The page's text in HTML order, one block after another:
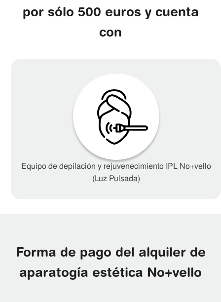
por sólo 500 euros y cuenta
con
Equipo de depilación y rejuvenecimiento IPL No+vello
(Luz Pulsada)
Forma de pago del alquiler de
aparatogía estética No+vello